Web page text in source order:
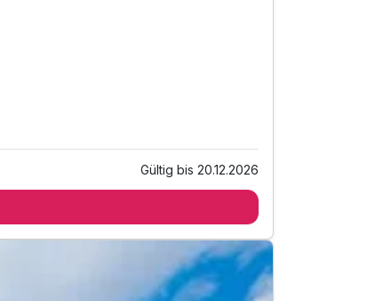
Gültig bis 20.12.2026